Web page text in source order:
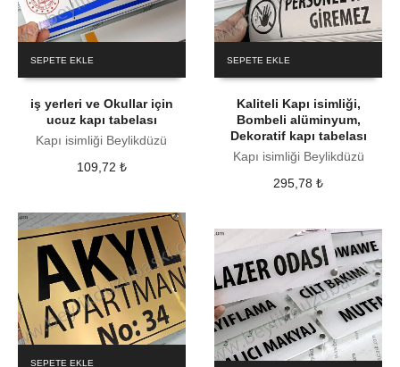
SEPETE EKLE
iş yerleri ve Okullar için
ucuz kapı tabelası
Kapı isimliği Beylikdüzü
109,72 ₺
SEPETE EKLE
Kaliteli Kapı isimliği,
Bombeli alüminyum,
Dekoratif kapı tabelası
Kapı isimliği Beylikdüzü
295,78₺
SEPETE EKLE